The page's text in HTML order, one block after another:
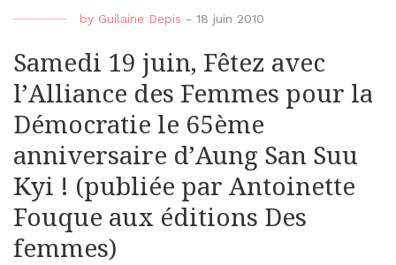
by Guilaine Depis - 18 juin 2010
Samedi 19 juin, Fêtez avec
l’Alliance des Femmes pour la
Démocratie le 65ème
anniversaire d’Aung San Suu
Kyi ! (publiée par Antoinette
Fouque aux éditions Des
femmes)